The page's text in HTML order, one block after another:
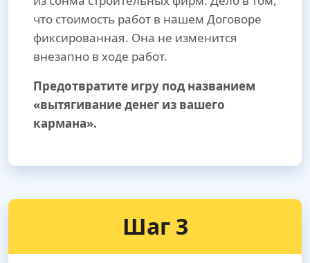
что стоимость работ в нашем Договоре
фиксированная. Она не изменится
внезапно в ходе работ.
Предотвратите игру под названием
«вытягивание денег из вашего
кармана».
Шаг 3